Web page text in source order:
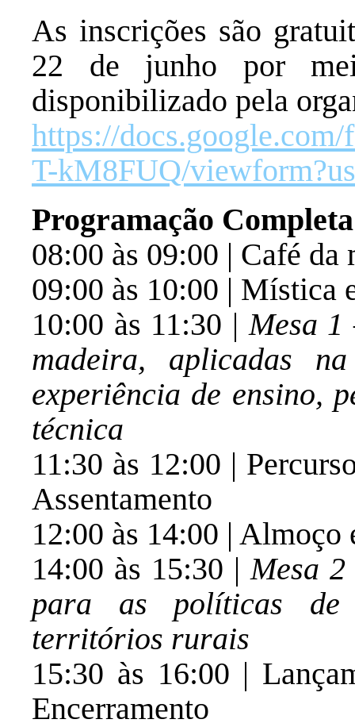
As inscrições são
22 de junho por
disponibilizado pela
https://
T-kM8FUQ/
Programação
08:00 às 09:00 | Café da
09:00 às 10:00 | Mística
10:00 às 11:30 | Mesa 1
madeira, aplicadas
experiência de ensino,
técnica
11:30 às 12:00 |
Assentamento
12:00 às 14:00 |
14:00 às 15:30 |Mesa
para as políticas de
territórios rurais
15:30 às 16:00 |
Encerramento